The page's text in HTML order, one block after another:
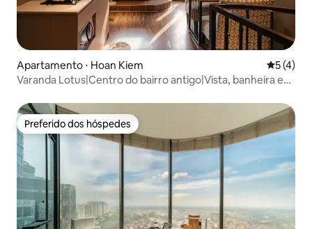
Apartamento ⋅ Hoan Kiem 5 de
5 (4)
Varanda Lotus|Centro do bairro antigo|Vista, banheira e
Preferido dos hóspedes
Preferido dos hóspedes